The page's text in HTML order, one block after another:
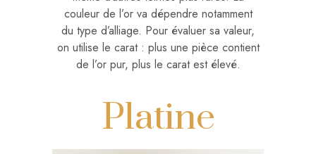
couleur de l’or va dépendre notamment
du type d’alliage. Pour évaluer sa valeur,
on utilise le carat : plus une pièce contient
de l’or pur, plus le carat est élevé.
Platine